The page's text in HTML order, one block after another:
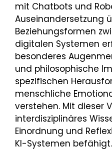
mit Chatbots und
Auseinandersetzung
Beziehungsformen
digitalen Systemen
besonderes
und philosophische
spezifischen
menschliche
verstehen. Mit dieser
interdisziplinäres
Einordnung und
KI-Systemen befähigt.